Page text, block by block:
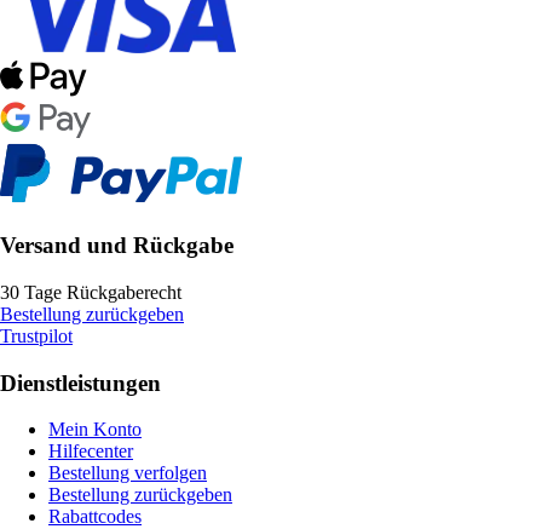
Versand und Rückgabe
30 Tage Rückgaberecht
Bestellung zurückgeben
Trustpilot
Dienstleistungen
Mein Konto
Hilfecenter
Bestellung verfolgen
Bestellung zurückgeben
Rabattcodes